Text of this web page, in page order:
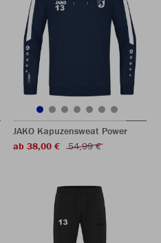
JAKO Kapuzensweat Power
ab 38,00 €
54,99 €